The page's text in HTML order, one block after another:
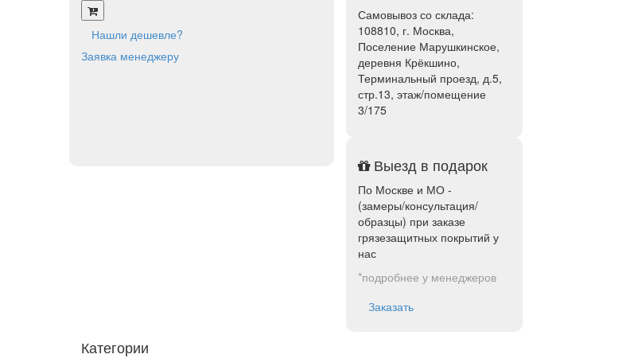
Нашли дешевле?
Заявка менеджеру
Самовывоз со склада:
108810, г. Москва,
Поселение Марушкинское,
деревня Крёкшино,
Терминальный проезд, д.5,
стр.13, этаж/помещение
3/175
Выезд в подарок
По Москве и МО -
(замеры/консультация/
образцы) при заказе
грязезащитных покрытий у
нас
*подробнее у менеджеров
Заказать
Категории